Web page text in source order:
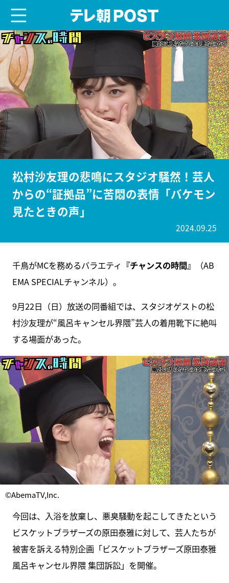
松村沙友理の悲鳴にスタジオ騒然！芸人
からの“証拠品”に苦悶の表情「バケモン
見たときの声」
2024.09.25
千鳥がMCを務めるバラエティ 『チャンスの時間』
（AB
EMA SPECIALチャンネル）。
9月22日（日）放送の同番組では、スタジオゲストの松
村沙友理が“風呂キャンセル界隈”芸人の着用靴下に絶叫
する場面があった。
©AbemaTV,Inc.
今回は、入浴を放棄し、悪臭騒動を起こしてきたという
ビスケットブラザーズの原田泰雅に対して、芸人たちが
被害を訴える特別企画「ビスケットブラザーズ原田泰雅
風呂キャンセル界隈 集団訴訟」を開催。